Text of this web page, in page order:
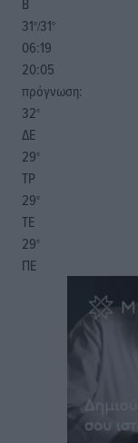
31°/31°
06:19
20:05
πρόγνωση:
32°
ΔΕ
29°
ΤΡ
29°
ΤΕ
29°
ΠΕ